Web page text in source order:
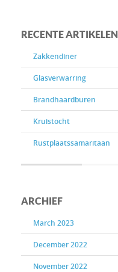
RECENTE ARTIKELEN
Zakkendiner
Glasverwarring
Brandhaardburen
Kruistocht
Rustplaatssamaritaan
ARCHIEF
March 2023
December 2022
November 2022